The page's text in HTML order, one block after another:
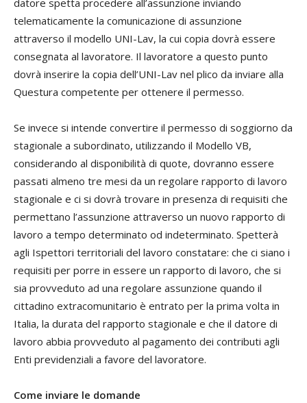
datore spetta procedere all’assunzione inviando
telematicamente la comunicazione di assunzione
attraverso il modello UNI-Lav, la cui copia dovrà essere
consegnata al lavoratore. Il lavoratore a questo punto
dovrà inserire la copia dell’UNI-Lav nel plico da inviare alla
Questura competente per ottenere il permesso.
Se invece si intende convertire il permesso di soggiorno da
stagionale a subordinato, utilizzando il Modello VB,
considerando al disponibilità di quote, dovranno essere
passati almeno tre mesi da un regolare rapporto di lavoro
stagionale e ci si dovrà trovare in presenza di requisiti che
permettano l’assunzione attraverso un nuovo rapporto di
lavoro a tempo determinato od indeterminato. Spetterà
agli Ispettori territoriali del lavoro constatare: che ci siano i
requisiti per porre in essere un rapporto di lavoro, che si
sia provveduto ad una regolare assunzione quando il
cittadino extracomunitario è entrato per la prima volta in
Italia, la durata del rapporto stagionale e che il datore di
lavoro abbia provveduto al pagamento dei contributi agli
Enti previdenziali a favore del lavoratore.
Come inviare le domande